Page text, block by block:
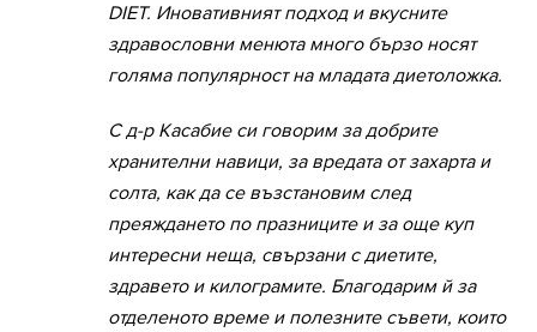
DIET. Иновативният подход и вкусните
здравословни менюта много бързо носят
голяма популярност на младата диетоложка.
С д-р Касабие си говорим за добрите
хранителни навици, за вредата от захарта и
солта, как да се възстановим след
преяждането по празниците и за още куп
интересни неща, свързани с диетите,
здравето и килограмите. Благодарим й за
отделеното време и полезните съвети, които